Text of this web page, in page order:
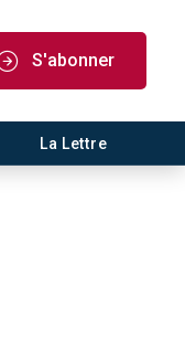
S'abonner
La Lettre